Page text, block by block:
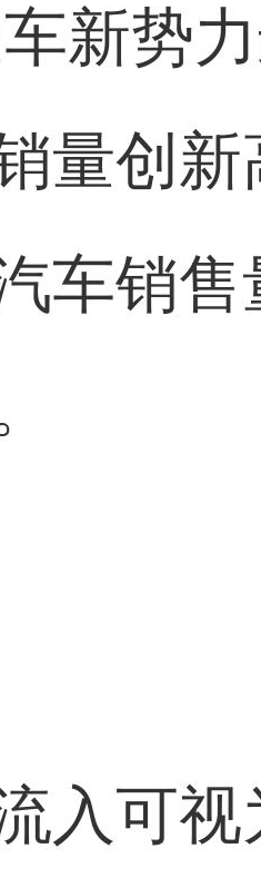
新势
量创
车销
入可